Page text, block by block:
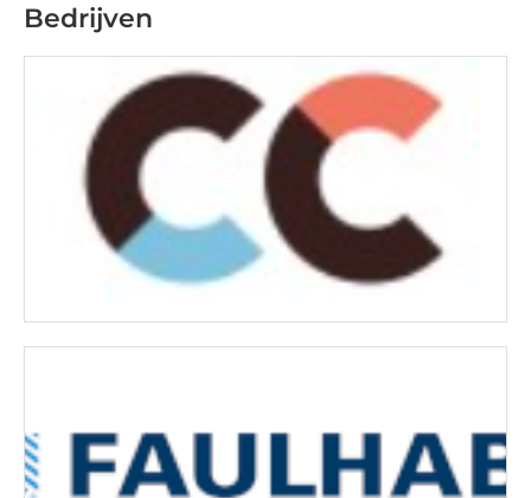
Bedrijven